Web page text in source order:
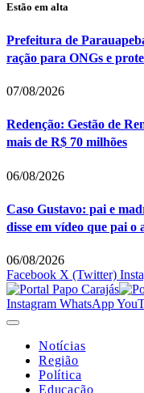
Estão em alta
Prefeitura de
ração para ONGs e
07/08/2026
Redenção: Gestão de
mais de R$ 70 milhões
06/08/2026
Caso Gustavo: pai e
disse em vídeo que pai o
06/08/2026
Facebook X (Twitter)
Instagram WhatsApp
Notícias
Região
Política
Educação